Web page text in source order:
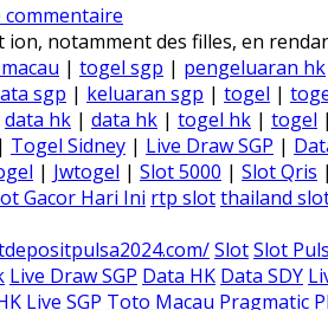
commentaire
ion, notamment des filles, en
| togel sgp | pengeluaran hk
sgp | keluaran sgp | togel |
data hk | data hk | togel hk | togel |
| Togel Sidney | Live Draw SGP |
| Jwtogel | Slot 5000 | Slot Qris |
Gacor Hari Ini rtp slotthailand
SlotSlot
Live Draw SGP Data HK Data SDY
Live SGP Toto Macau Pragmatic